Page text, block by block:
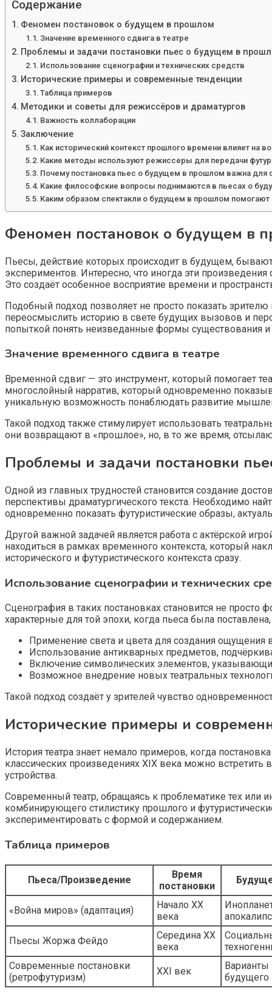
Содержание
Феномен постановок о будущем в прошлом
Значение временного сдвига в театре
Проблемы и задачи постановки пьес о будущем в
Использование сценографии и технических средств
Исторические примеры и современные тенденции
Таблица примеров
Методики и советы для режиссёров и драматургов
Важность коллаборации
Заключение
Как исторический контекст прошлого времени влияет на
Какие методы используют режиссеры для передачи
Почему постановка пьес о будущем в прошлом важна для
Какие философские вопросы поднимаются в пьесах о
Каким образом спектакли о будущем в прошлом
Феномен постановок о будущем в
Пьесы, действие которых происходит в будущем,
экспериментов. Интересно, что иногда эти
Это создаёт особенное восприятие времени и
Подобный подход позволяет не просто показать
переосмыслить историю в свете будущих вызовов и
попыткой понять неизведанные формы существования
Значение временного сдвига в театре
Временной сдвиг — это инструмент, который помогает
многослойный нарратив, который одновременно
уникальную возможность понаблюдать развитие
Такой подход также стимулирует использовать
они возвращают в «прошлое», но, в то же время,
Проблемы и задачи постановки
Одной из главных трудностей становится создание
перспективы драматургического текста. Необходимо
одновременно показать футуристические образы,
Другой важной задачей является работа с актёрской
находиться в рамках временного контекста, который
исторического и футуристического контекста сразу.
Использование сценографии и технических
Сценография в таких постановках становится не
характерные для той эпохи, когда пьеса была
Применение света и цвета для создания ощущения
Использование антикварных предметов,
Включение символических элементов,
Возможное внедрение новых театральных
Такой подход создаёт у зрителей чувство
Исторические примеры и
История театра знает немало примеров, когда
классических произведениях XIX века можно встретить
устройства.
Современный театр, обращаясь к проблематике тех или
комбинирующего стилистику прошлого и
экспериментировать с формой и содержанием.
Таблица примеров
Пьеса/Произведение
Время
постановки
«Война миров» (адаптация)
Начало XX
века
Пьесы Жоржа Фейдо
Середина XX
века
Современные постановки
(ретрофутуризм)
XXI век
Варианты
будущего